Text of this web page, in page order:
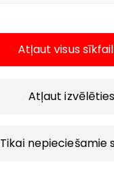
Atļaut visus
Atļaut izvēlēties
Tikai nepieciešamie